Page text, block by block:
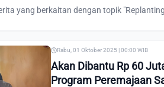
yang berkaitan dengan topik
Rabu, 01 Oktober 2025 | 00:00 WIB
Akan Dibantu Rp 60
Program Peremajaan